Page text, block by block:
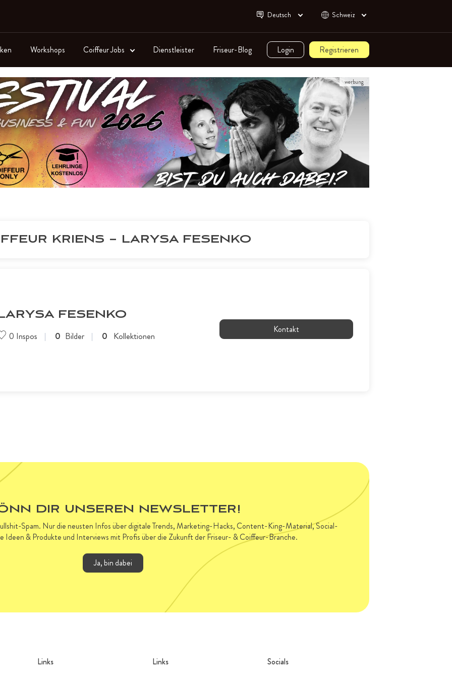
Deutsch Schweiz
Workshops Coiffeur Jobs Dienstleister Friseur-Blog Login Registrieren
werbung
KRIENS – LARYSA FESENKO
FESENKO
0 Inspos 0 Bilder 0 Kollektionen
Kontakt
DIR UNSEREN NEWSLETTER!
Spam. Nur die neusten Infos über digitale Trends, Marketing-Hacks, Content-King-Material, Social-
Ideen & Produkte und Interviews mit Profis über die Zukunft der Friseur- & Coiffeur-Branche.
Ja, bin dabei
Links Links Socials